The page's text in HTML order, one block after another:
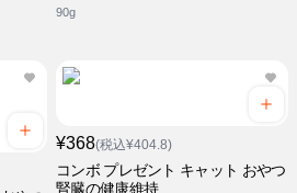
90g
¥368(税込¥404.8)
コンボ プレゼント キャット おやつ
腎臓の健康維持